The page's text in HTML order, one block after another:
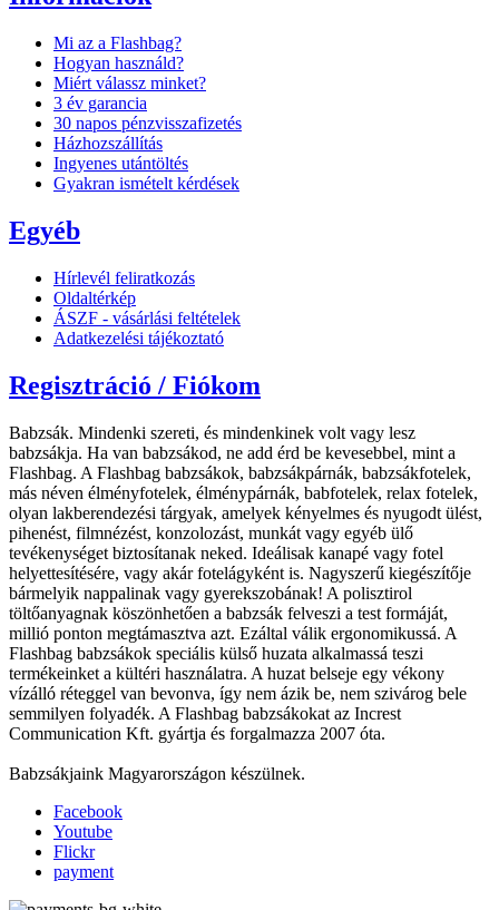
Mi az a Flashbag?
Hogyan használd?
Miért válassz minket?
3 év garancia
30 napos pénzvisszafizetés
Házhozszállítás
Ingyenes utántöltés
Gyakran ismételt kérdések
Egyéb
Hírlevél feliratkozás
Oldaltérkép
ÁSZF - vásárlási feltételek
Adatkezelési tájékoztató
Regisztráció / Fiókom
Babzsák. Mindenki szereti, és mindenkinek volt vagy lesz
babzsákja. Ha van babzsákod, ne add érd be kevesebbel, mint a
Flashbag. A Flashbag babzsákok, babzsákpárnák, babzsákfotelek,
más néven élményfotelek, élménypárnák, babfotelek, relax fotelek,
olyan lakberendezési tárgyak, amelyek kényelmes és nyugodt ülést,
pihenést, filmnézést, konzolozást, munkát vagy egyéb ülő
tevékenységet biztosítanak neked. Ideálisak kanapé vagy fotel
helyettesítésére, vagy akár fotelágyként is. Nagyszerű kiegészítője
bármelyik nappalinak vagy gyerekszobának! A polisztirol
töltőanyagnak köszönhetően a babzsák felveszi a test formáját,
millió ponton megtámasztva azt. Ezáltal válik ergonomikussá. A
Flashbag babzsákok speciális külső huzata alkalmassá teszi
termékeinket a kültéri használatra. A huzat belseje egy vékony
vízálló réteggel van bevonva, így nem ázik be, nem szivárog bele
semmilyen folyadék. A Flashbag babzsákokat az Increst
Communication Kft. gyártja és forgalmazza 2007 óta.
Babzsákjaink Magyarországon készülnek.
Facebook
Youtube
Flickr
payment